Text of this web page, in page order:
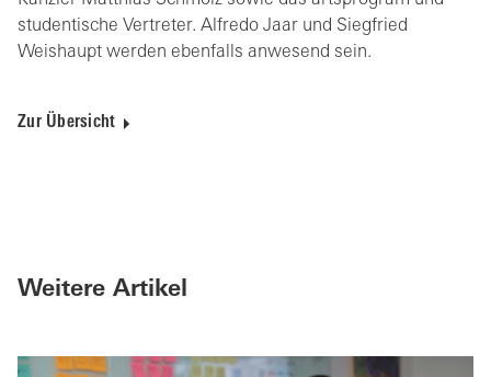
studentische Vertreter. Alfredo Jaar und Siegfried
Weishaupt werden ebenfalls anwesend sein.
Zur Übersicht
Weitere Artikel